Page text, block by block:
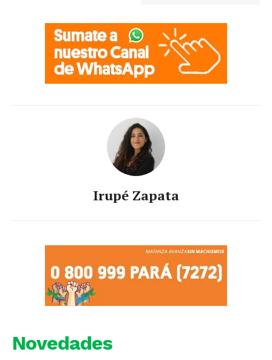
Irupé Zapata
Novedades